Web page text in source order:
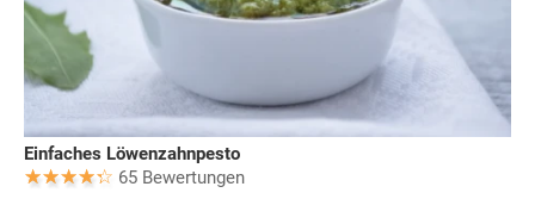
Einfaches Löwenzahnpesto
65 Bewertungen